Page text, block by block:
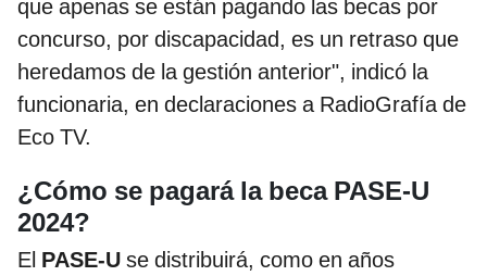
que apenas se están pagando las becas por
concurso, por discapacidad, es un retraso que
heredamos de la gestión anterior", indicó la
funcionaria, en declaraciones a RadioGrafía de
Eco TV.
¿Cómo se pagará la beca PASE-U
2024?
El PASE-U se distribuirá, como en años